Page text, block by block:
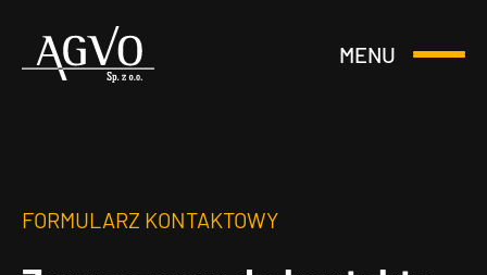
Header
MENU
Otwórz
FORMULARZ KONTAKTOWY